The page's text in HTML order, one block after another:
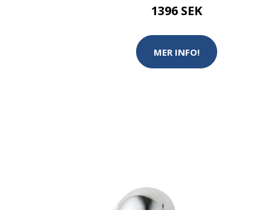
1396 SEK
MER INFO!